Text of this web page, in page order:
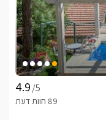
/5